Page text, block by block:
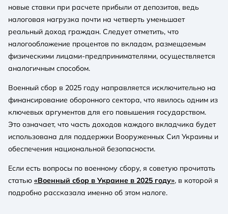
новые ставки при расчете прибыли от депозитов, ведь
налоговая нагрузка почти на четверть уменьшает
реальный доход граждан. Следует отметить, что
налогообложение процентов по вкладам, размещаемым
физическими лицами-предпринимателями, осуществляется
аналогичным способом.
Военный сбор в 2025 году направляется исключительно на
финансирование оборонного сектора, что явилось одним из
ключевых аргументов для его повышения государством.
Это означает, что часть доходов каждого вкладчика будет
использована для поддержки Вооруженных Сил Украины и
обеспечения национальной безопасности.
Если есть вопросы по военному сбору, я советую прочитать
статью «Военный сбор в Украине в 2025 году», в которой я
подробно рассказала именно об этом налоге.